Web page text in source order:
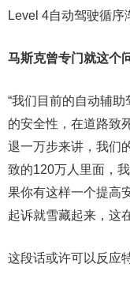
Level 4自动驾驶循序
马斯克曾专门就这个
“我们目前的自动辅
的安全性，在道路致
退一万步来讲，我们
致的120万人里面，
果你有这样一个提高
起诉就雪藏起来，这
这段话或许可以反应